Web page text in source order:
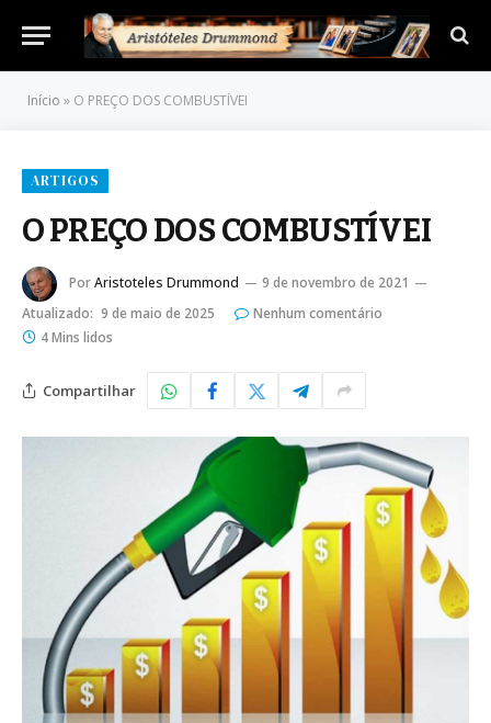
Início » O PREÇO DOS COMBUSTÍVEI
ARTIGOS
O PREÇO DOS COMBUSTÍVEI
PorAristoteles Drummond
9 de novembro de 2021
Atualizado: 9 de maio de 2025
Nenhum comentário
4 Mins lidos
Compartilhar